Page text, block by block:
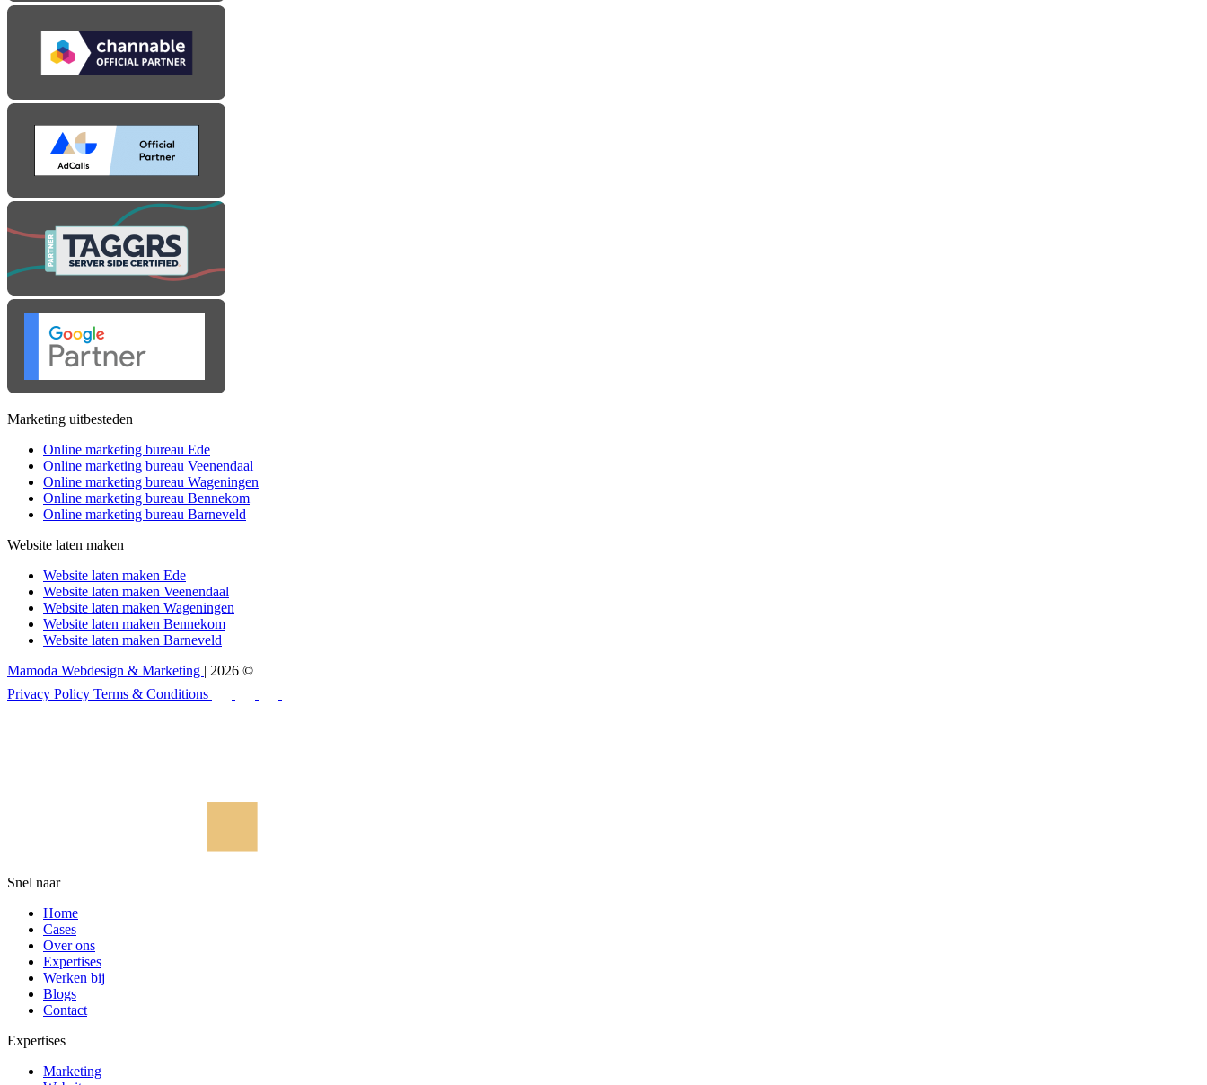
Marketing uitbesteden
Online marketing bureau Ede
Online marketing bureau Veenendaal
Online marketing bureau Wageningen
Online marketing bureau Bennekom
Online marketing bureau Barneveld
Website laten maken
Website laten maken Ede
Website laten maken Veenendaal
Website laten maken Wageningen
Website laten maken Bennekom
Website laten maken Barneveld
Mamoda Webdesign & Marketing | 2026 ©
Privacy Policy Terms & Conditions
Snel naar
Home
Cases
Over ons
Expertises
Werken bij
Blogs
Contact
Expertises
Marketing